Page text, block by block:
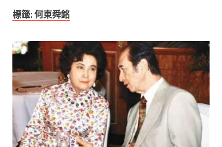
標籤: 何東舜銘